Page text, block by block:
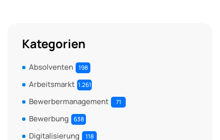
Kategorien
Absolventen 198
Arbeitsmarkt 1.261
Bewerbermanagement 71
Bewerbung 638
Digitalisierung 118